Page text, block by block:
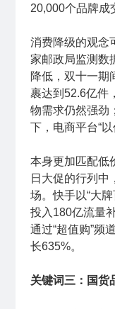
20,000个品牌成
消费降级的观念
家邮政局监测数
降低，双十一期
裹达到52.6亿件
物需求仍然强劲
下，电商平台“
本身更加匹配低
日大促的行列中
场。快手以“大
投入180亿流量
通过“超值购”频
长635%。
关键词三：国货